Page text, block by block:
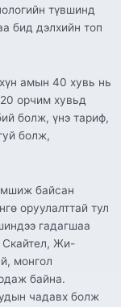
түвшинд
бид дэлхийн топ
амын 40 хувь нь
орчим хувьд
болж, үнэ тариф,
болж,
байсан
оруулалттай тул
гадагшаа
Скайтел, Жи-
монгол
байна.
чадавх болж